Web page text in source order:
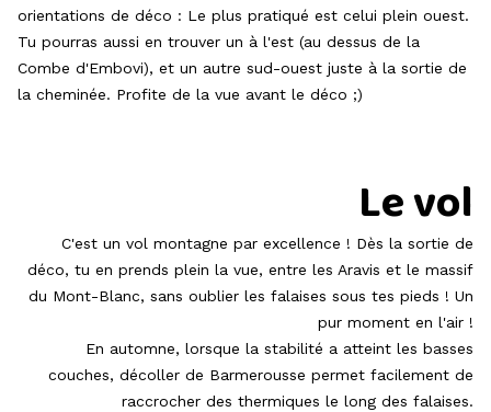
orientations de déco : Le plus pratiqué est celui plein ouest.
Tu pourras aussi en trouver un à l'est (au dessus de la
Combe d'Embovi), et un autre sud-ouest juste à la sortie de
la cheminée. Profite de la vue avant le déco ;)
Le vol
C'est un vol montagne par excellence ! Dès la sortie de
déco, tu en prends plein la vue, entre les Aravis et le massif
du Mont-Blanc, sans oublier les falaises sous tes pieds ! Un
pur moment en l'air !
En automne, lorsque la stabilité a atteint les basses
couches, décoller de Barmerousse permet facilement de
raccrocher des thermiques le long des falaises.